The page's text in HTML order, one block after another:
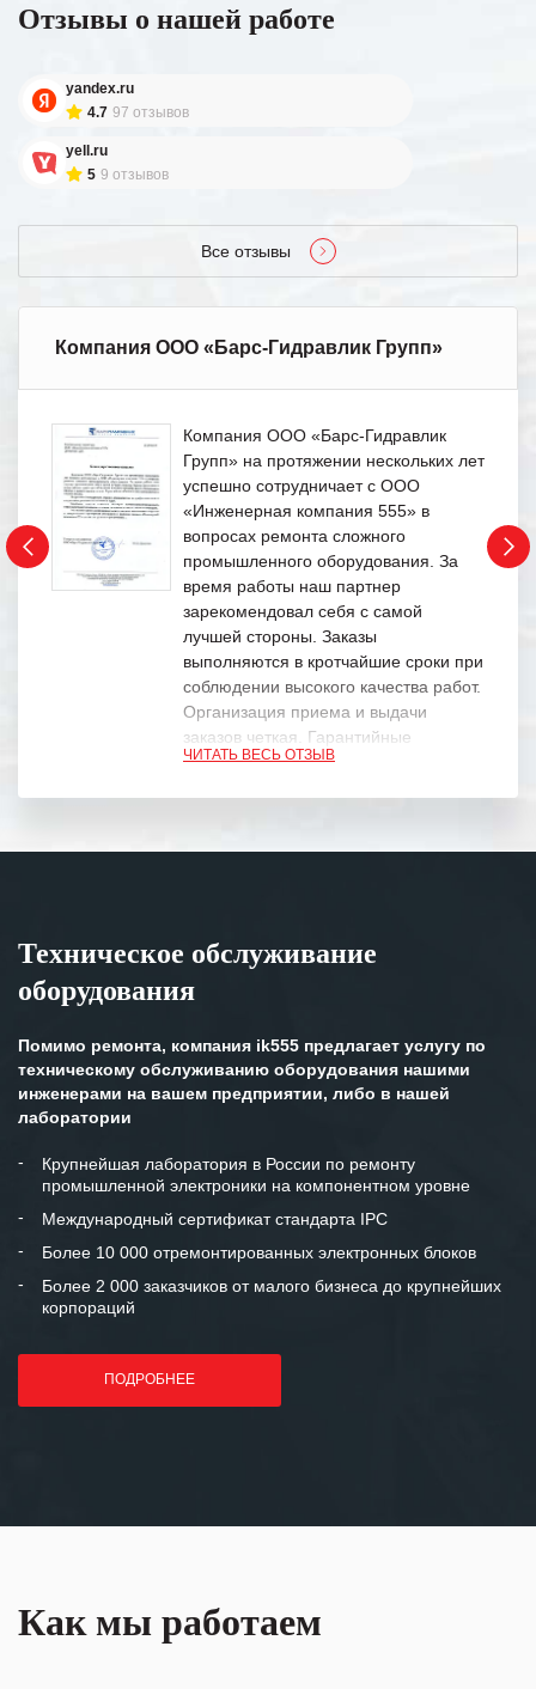
Отзывы о нашей работе
yandex.ru
4.7 97 отзывов
yell.ru
5 9 отзывов
Все отзывы
Компания ООО «Барс-Гидравлик Групп»
Компания ООО «Барс-Гидравлик
Групп» на протяжении нескольких лет
успешно сотрудничает с ООО
«Инженерная компания 555» в
вопросах ремонта сложного
промышленного оборудования. За
время работы наш партнер
зарекомендовал себя с самой
лучшей стороны. Заказы
выполняются в кротчайшие сроки при
соблюдении высокого качества работ.
Организация приема и выдачи
заказов четкая. Гарантийные
обязательства выполняются в
Особенно хочется отметить высокую
клиентоориентированность
готовность помочь в самых сложных
Мы высоко ценим сложившиеся
и доверительные партнерские
отношения и искренне желаем
«Инженерной компании «555» долгих
лет успеха и процветания.
ЧИТАТЬ ВЕСЬ ОТЗЫВ
Техническое обслуживание
оборудования
Помимо ремонта, компания ik555 предлагает услугу по
техническому обслуживанию оборудования нашими
инженерами на вашем предприятии, либо в нашей
лаборатории
Крупнейшая лаборатория в России по ремонту
промышленной электроники на компонентном уровне
Международный сертификат стандарта IPC
Более 10 000 отремонтированных электронных блоков
Более 2 000 заказчиков от малого бизнеса до крупнейших
корпораций
ПОДРОБНЕЕ
Как мы работаем